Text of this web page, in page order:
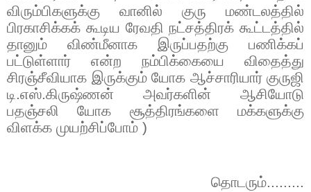
விரும்பிகளுக்கு வானில் குரு மண்டலத்தில்
பிரகாசிக்கக் கூடிய ரேவதி நட்சத்திரக் கூட்டத்தில்
தானும் விண்மீனாக இருப்பதற்கு பணிக்கப்
பட்டுள்ளார் என்ற நம்பிக்கையை விதைத்து
சிரஞ்சீவியாக இருக்கும் யோக ஆச்சாரியார் குருஜி
டி.எஸ்.கிருஷ்ணன் அவர்களின் ஆசியோடு
பதஞ்சலி யோக சூத்திரங்களை மக்களுக்கு
விளக்க முயற்சிப்போம் )
தொடரும்.........